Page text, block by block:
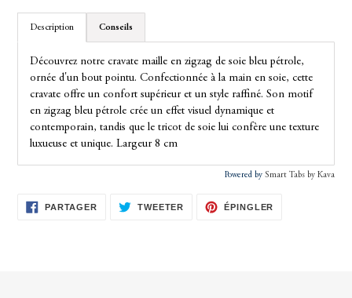
Description Conseils
Découvrez notre cravate maille en zigzag de soie bleu pétrole,
ornée d'un bout pointu. Confectionnée à la main en soie, cette
cravate offre un confort supérieur et un style raffiné. Son motif
en zigzag bleu pétrole crée un effet visuel dynamique et
contemporain, tandis que le tricot de soie lui confère une texture
luxueuse et unique. Largeur 8 cm
Powered by Smart Tabs by Kava
PARTAGER PARTAGERTWEETER TWEETERÉPINGLER